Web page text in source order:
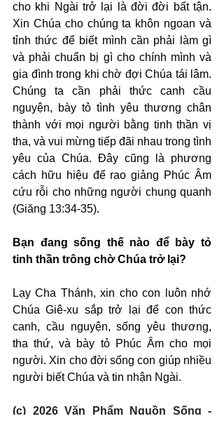
cho khi Ngài trở lại là đời đời bất tận.
Xin Chúa cho chúng ta khôn ngoan và
tỉnh thức để biết mình cần phải làm gì
và phải chuẩn bị gì cho chính mình và
gia đình trong khi chờ đợi Chúa tái lâm.
Chúng ta cần phải thức canh cầu
nguyện, bày tỏ tình yêu thương chân
thành với mọi người bằng tinh thần vị
tha, và vui mừng tiếp đãi nhau trong tình
yêu của Chúa. Đây cũng là phương
cách hữu hiệu để rao giảng Phúc Âm
cứu rỗi cho những người chung quanh
(Giăng 13:34-35).
Bạn đang sống thế nào để bày tỏ
tinh thần trông chờ Chúa trở lại?
Lạy Cha Thánh, xin cho con luôn nhớ
Chúa Giê-xu sắp trở lại để con thức
canh, cầu nguyện, sống yêu thương,
tha thứ, và bày tỏ Phúc Âm cho mọi
người. Xin cho đời sống con giúp nhiều
người biết Chúa và tin nhận Ngài.
(c) 2026 Văn Phẩm Nguồn Sống -